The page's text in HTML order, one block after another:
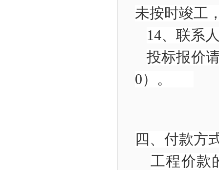
未按时竣工
14、联
投标报价
0）。
四、 付款
工程价款